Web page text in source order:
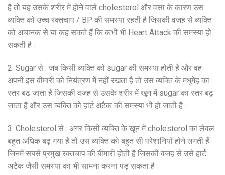
है तो यह उसके शरीर में होने वाले cholesterol और वसा के कारण उस
व्यक्ति को उच्च रक्तचाप / BP की समस्या रहती है जिसकी वजह से व्यक्ति
को अचानक से या कह सकते हैं कि कभी भी Heart Attack की समस्या हो
सकती है।
2. Sugar से : जब किसी व्यक्ति को sugar की समस्या होती है और वह
अपनी इस बीमारी को नियंत्रण में नहीं रखता है तो उस व्यक्ति के मधुमेह का
स्तर बढ जाता है जिसकी वजह से उसके शरीर में खून में sugar का स्तर बढ़
जाता है और उस व्यक्ति को हार्ट अटैक की समस्या भी हो जाती है।
3. Cholesterol से : अगर किसी व्यक्ति के खून में cholesterol का लेवल
बहुत अधिक बढ़ गया है तो उस व्यक्ति को बहुत सी परेशानियाँ होने लगती हैं
जिनमें सबसे प्रमुख रक्तचाप की बीमारी होती है जिसकी वजह से उसे हार्ट
अटैक जैसी समस्या का भी सामना करना पड़ सकता है।